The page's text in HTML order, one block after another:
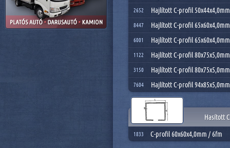
2652 Hajlított C-profil
8447 Hajlított C-profil
6001 Hajlított C-profil
1122 Hajlított C-profil
3150 Hajlított C-profil
7604 Hajlított C-profil
Hasított
1833 C-profil 60x60x4,0mm / 6fm